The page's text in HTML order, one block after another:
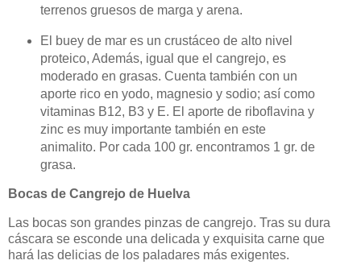
terrenos gruesos de marga y arena.
El buey de mar es un crustáceo de alto nivel
proteico, Además, igual que el cangrejo, es
moderado en grasas. Cuenta también con un
aporte rico en yodo, magnesio y sodio; así como
vitaminas B12, B3 y E. El aporte de riboflavina y
zinc es muy importante también en este
animalito. Por cada 100 gr. encontramos 1 gr. de
grasa.
Bocas de Cangrejo de Huelva
Las bocas son grandes pinzas de cangrejo. Tras su dura
cáscara se esconde una delicada y exquisita carne que
hará las delicias de los paladares más exigentes.